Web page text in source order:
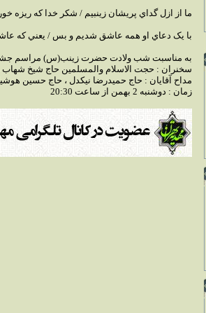
ما از ازل گداي پريشان زينبيم / شکر خدا که ريزه
با يک دعاي او همه عاشق شديم و بس / يعني که
به مناسبت شب ولادت حضرت زينب(س) مراسم
سخنران : حجت الاسلام والمسلمين حاج شيخ شهاب
مداح آقايان : حاج حميدرضا نيکدل ، حاج حسين
زمان : دوشنبه 2 بهمن از ساعت 20:30